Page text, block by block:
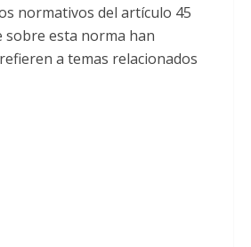
normativos del artículo 45
sobre esta norma han
a temas relacionados